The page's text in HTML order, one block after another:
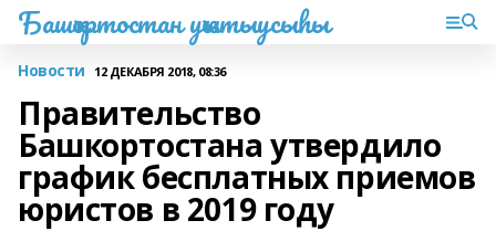
Башҡортостан уҡытыусыһы
Новости 12 ДЕКАБРЯ 2018, 08:36
Правительство
Башкортостана утвердило
график бесплатных приемов
юристов в 2019 году